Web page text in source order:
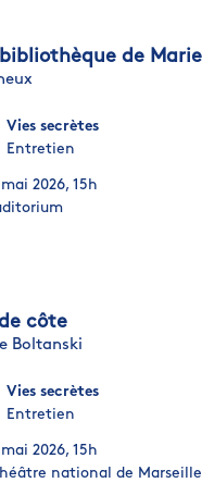
de
Vies secrètes
Entretien
2026, 15h
côte
Boltanski
Vies secrètes
Entretien
2026, 15h
national de